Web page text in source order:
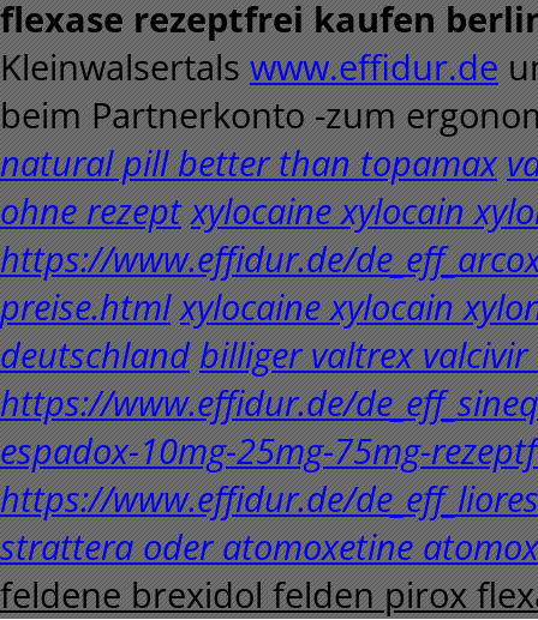
flexase rezeptfrei kaufen
Kleinwalsertals www.effidur.de
beim Partnerkonto -zum
natural pill better than topamax
ohne rezept xylocaine xylocain
https://www.effidur.de/
preise.html xylocaine xylocain
deutschland billiger valtrex valcivir
https://www.effidur.de/
espadox-10mg-25mg-75mg-
https://www.effidur.de/
strattera oder atomoxetine
feldene brexidol felden pirox